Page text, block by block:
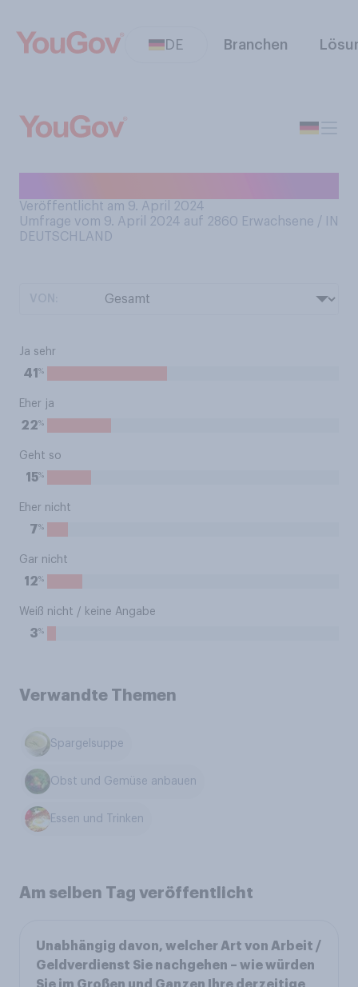
DE Branchen
Veröffentlicht am 9. April 2024
Umfrage vom 9. April 2024 auf 2860 Erwachsene / IN
DEUTSCHLAND
Ja sehr
41 %
Eher ja
22%
Geht so
15%
Eher nicht
7%
Gar nicht
12%
Weiß nicht / keine Angabe
3%
Verwandte Themen
Spargelsuppe
Obst und Gemüse anbauen
Essen und Trinken
Am selben Tag veröffentlicht
Unabhängig davon, welcher Art von Arbeit /
Geldverdienst Sie nachgehen – wie würden